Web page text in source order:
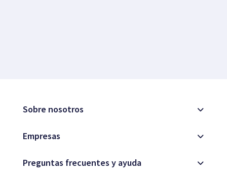
Sobre nosotros
Empresas
Preguntas frecuentes y ayuda